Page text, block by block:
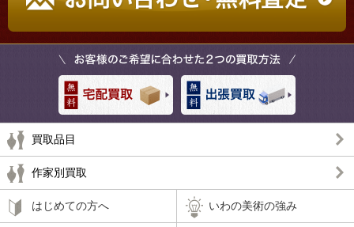
買取品目
作家別買取
はじめての方へ いわの美術の強み